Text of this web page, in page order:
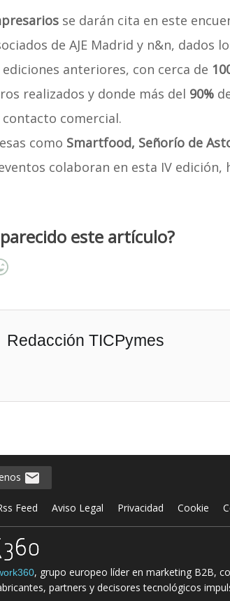
se darán cita en este
de AJE Madrid y n&n, dados
anteriores, con cerca de
realizados y donde más del 90%
comercial.
como Smartfood, Señorío de
colaboran en esta IV edición,
este artículo?
Redacción TICPymes
Feed Aviso Legal Privacidad Cookie
, grupo europeo líder en marketing B2B,
partners y decisores tecnológicos